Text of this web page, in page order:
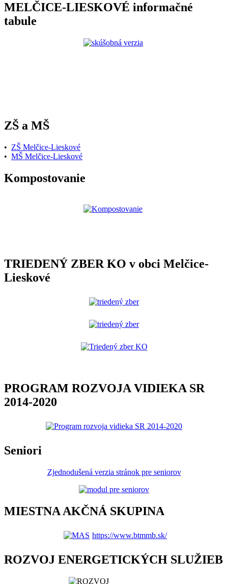
MELČICE-LIESKOVÉ informačné
tabule
ZŠ a MŠ
• ZŠ Melčice-Lieskové
• MŠ Melčice-Lieskové
Kompostovanie
TRIEDENÝ ZBER KO v obci Melčice-
Lieskové
PROGRAM ROZVOJA VIDIEKA SR
2014-2020
Seniori
Zjednodušená verzia stránok pre seniorov
MIESTNA AKČNÁ SKUPINA
https://www.btmmb.sk/
ROZVOJ ENERGETICKÝCH SLUŽIEB